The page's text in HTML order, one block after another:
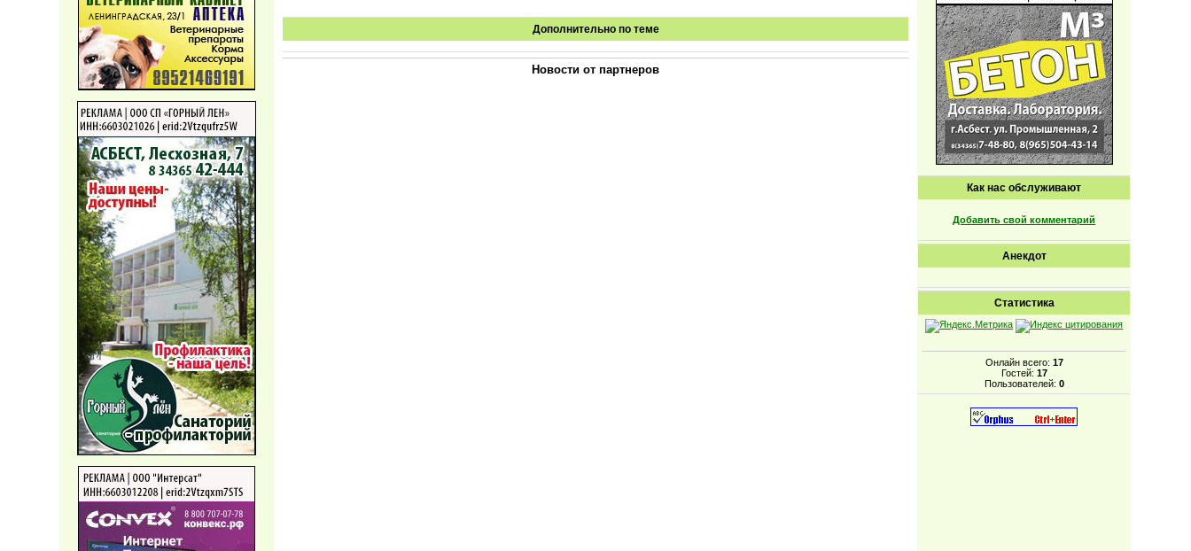
Дополнительно по теме
Новости от партнеров
Как нас обслуживают
Добавить свой комментарий
Анекдот
Статистика
Онлайн всего: 17
Гостей: 17
Пользователей: 0